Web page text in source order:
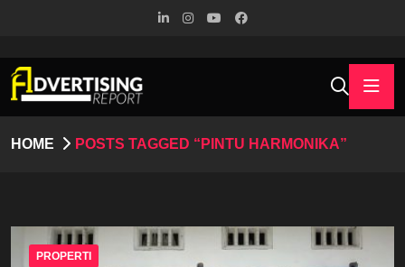
HOME POSTS TAGGED “PINTU HARMONIKA”
PROPERTI